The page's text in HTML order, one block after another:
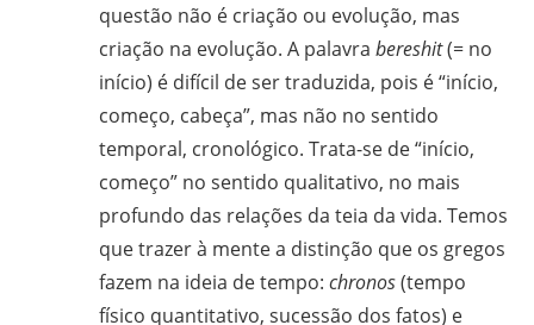
questão não é criação ou evolução, mas
criação na evolução. A palavra bereshit(= no
início) é difícil de ser traduzida, pois é “início,
começo, cabeça”, mas não no sentido
temporal, cronológico. Trata-se de “início,
começo” no sentido qualitativo, no mais
profundo das relações da teia da vida. Temos
que trazer à mente a distinção que os gregos
fazem na ideia de tempo: chronos(tempo
físico quantitativo, sucessão dos fatos) e